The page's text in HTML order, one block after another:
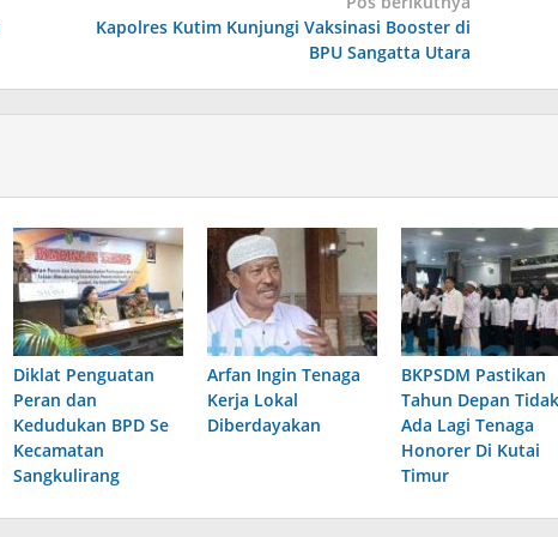
Kapolres Kutim Kunjungi Vaksinasi Booster di
BPU Sangatta Utara
Diklat Penguatan
Peran dan
Kedudukan BPD Se
Kecamatan
Sangkulirang
Arfan Ingin Tenaga
Kerja Lokal
Diberdayakan
BKPSDM Pastikan
Tahun Depan Tidak
Ada Lagi Tenaga
Honorer Di Kutai
Timur